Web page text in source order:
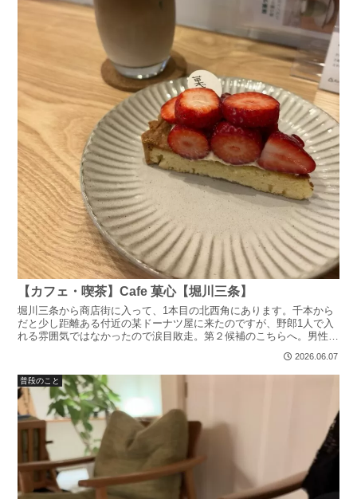
【カフェ・喫茶】Cafe 菓心【堀川三条】
堀川三条から商店街に入って、1本目の北西角にあります。千本から
だと少し距離ある付近の某ドーナツ屋に来たのですが、野郎1人で入
れる雰囲気ではなかったので涙目敗走。第２候補のこちらへ。男性の
2026.06.07
普段のこと